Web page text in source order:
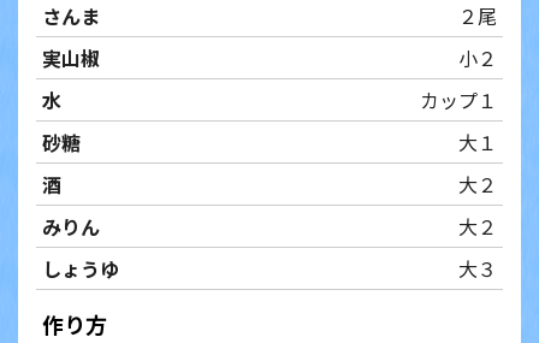
さんま
２尾
実山椒
小２
水
カップ１
砂糖
大１
酒
大２
みりん
大２
しょうゆ
大３
作り方